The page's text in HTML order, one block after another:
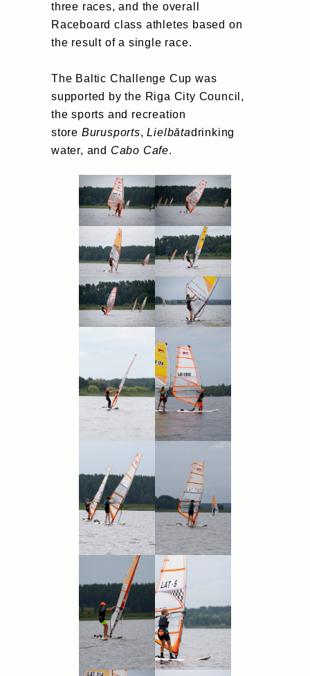
three races, and the overall
Raceboard class athletes based on
the result of a single race.
The Baltic Challenge Cup was
supported by the Riga City Council,
the sports and recreation
store Burusports,Lielbātadrinking
water, and Cabo Cafe.